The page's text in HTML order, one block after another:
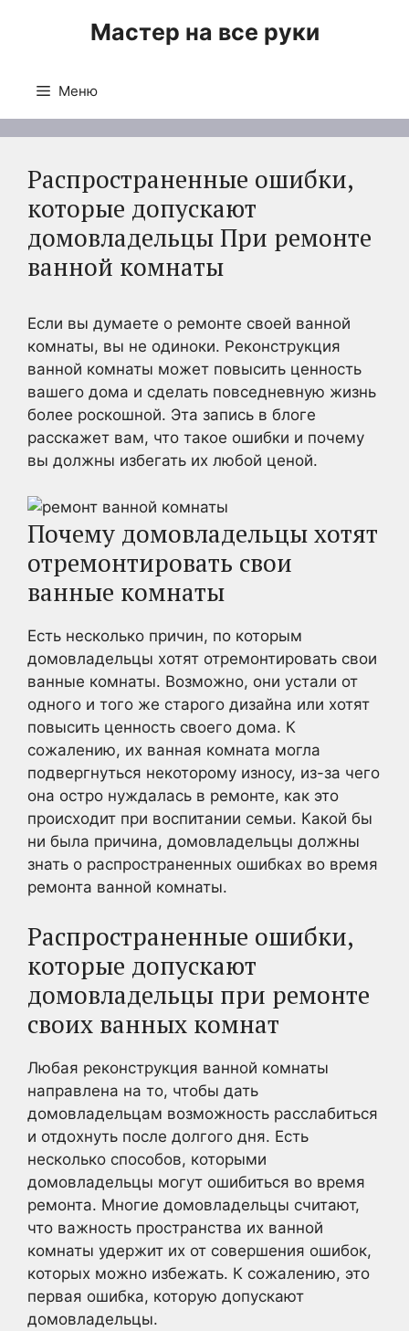
Мастер на все руки
Меню
Распространенные ошибки,
которые допускают
домовладельцы При ремонте
ванной комнаты
Если вы думаете о ремонте своей ванной
комнаты, вы не одиноки. Реконструкция
ванной комнаты может повысить ценность
вашего дома и сделать повседневную жизнь
более роскошной. Эта запись в блоге
расскажет вам, что такое ошибки и почему
вы должны избегать их любой ценой.
Почему домовладельцы хотят
отремонтировать свои
ванные комнаты
Есть несколько причин, по которым
домовладельцы хотят отремонтировать свои
ванные комнаты. Возможно, они устали от
одного и того же старого дизайна или хотят
повысить ценность своего дома. К
сожалению, их ванная комната могла
подвергнуться некоторому износу, из-за чего
она остро нуждалась в ремонте, как это
происходит при воспитании семьи. Какой бы
ни была причина, домовладельцы должны
знать о распространенных ошибках во время
ремонта ванной комнаты.
Распространенные ошибки,
которые допускают
домовладельцы при ремонте
своих ванных комнат
Любая реконструкция ванной комнаты
направлена на то, чтобы дать
домовладельцам возможность расслабиться
и отдохнуть после долгого дня. Есть
несколько способов, которыми
домовладельцы могут ошибиться во время
ремонта. Многие домовладельцы считают,
что важность пространства их ванной
комнаты удержит их от совершения ошибок,
которых можно избежать. К сожалению, это
первая ошибка, которую допускают
домовладельцы.